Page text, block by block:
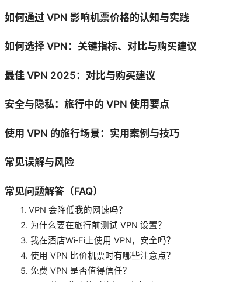
如何通过 VPN 影响机票价格的认知与实践
如何选择 VPN：关键指标、对比与购买建议
最佳 VPN 2025：对比与购买建议
安全与隐私：旅行中的 VPN 使用要点
使用 VPN 的旅行场景：实用案例与技巧
常见误解与风险
常见问题解答（FAQ）
1. VPN 会降低我的网速吗？
2. 为什么要在旅行前测试 VPN 设置？
3. 我在酒店Wi‑Fi上使用 VPN，安全吗？
4. 使用 VPN 比价机票时有哪些注意点？
5. 免费 VPN 是否值得信任？